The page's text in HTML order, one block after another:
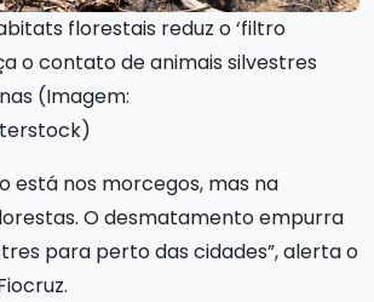
florestais reduz o ‘filtro
o contato de animais silvestres
(Imagem:
está nos morcegos, mas na
O desmatamento empurra
para perto das cidades”, alerta o